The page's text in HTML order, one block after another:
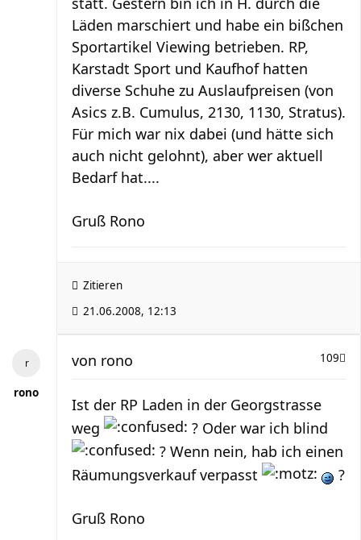
Läden marschiert und habe ein bißchen
Sportartikel Viewing betrieben. RP,
Karstadt Sport und Kaufhof hatten
diverse Schuhe zu Auslaufpreisen (von
Asics z.B. Cumulus, 2130, 1130, Stratus).
Für mich war nix dabei (und hätte sich
auch nicht gelohnt), aber wer aktuell
Bedarf hat....
Gruß Rono
Zitieren
21.06.2008, 12:13
rono
109
von rono
Ist der RP Laden in der Georgstrasse
weg
? Oder war ich blind
? Wenn nein, hab ich einen
Räumungsverkauf verpasst
?
Gruß Rono